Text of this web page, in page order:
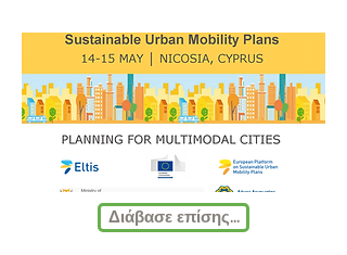
Διάβασε επίσης...